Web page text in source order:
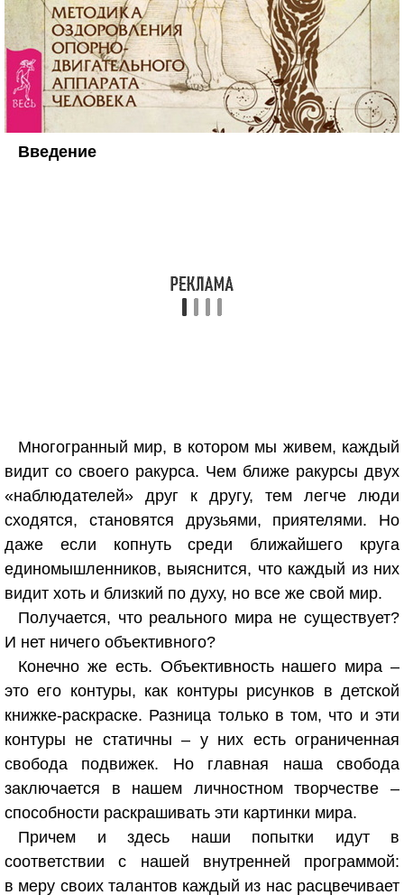
Введение
Многогранный мир, в котором мы живем, каждый
видит со своего ракурса. Чем ближе ракурсы двух
«наблюдателей» друг к другу, тем легче люди
сходятся, становятся друзьями, приятелями. Но
даже если копнуть среди ближайшего круга
единомышленников, выяснится, что каждый из них
видит хоть и близкий по духу, но все же свой мир.
Получается, что реального мира не существует?
И нет ничего объективного?
Конечно же есть. Объективность нашего мира –
это его контуры, как контуры рисунков в детской
книжке-раскраске. Разница только в том, что и эти
контуры не статичны – у них есть ограниченная
свобода подвижек. Но главная наша свобода
заключается в нашем личностном творчестве –
способности раскрашивать эти картинки мира.
Причем и здесь наши попытки идут в
соответствии с нашей внутренней программой:
в меру своих талантов каждый из нас расцвечивает